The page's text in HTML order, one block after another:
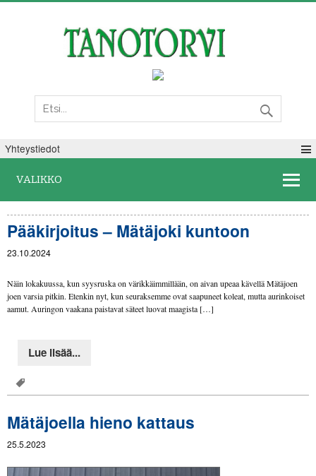
Yhteystiedot
VALIKKO
Pääkirjoitus – Mätäjoki kuntoon
23.10.2024
Näin lokakuussa, kun syysruska on värikkäimmillään, on aivan upeaa kävellä Mätäjoen
joen varsia pitkin. Etenkin nyt, kun seuraksemme ovat saapuneet koleat, mutta aurinkoiset
aamut. Auringon vaakana paistavat säteet luovat maagista […]
Lue lisää...
Mätäjoella hieno kattaus
25.5.2023